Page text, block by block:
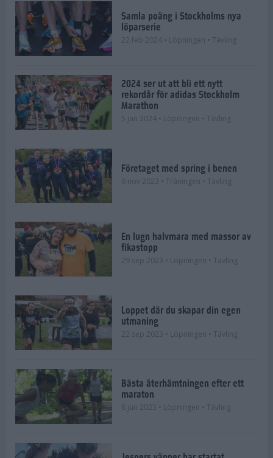
Samla poäng i Stockholms nya
löparserie
22 feb 2024 • Löpningen • Tävling
2024 ser ut att bli ett nytt
rekordår för adidas Stockholm
Marathon
5 jan 2024 • Löpningen • Tävling
Företaget med spring i benen
9 nov 2023 • Träningen • Tävling
En lugn halvmara med massor av
fikastopp
29 sep 2023 • Löpningen • Tävling
Loppet där du skapar din egen
utmaning
22 sep 2023 • Löpningen • Tävling
Bästa återhämtningen efter ett
maraton
8 jun 2023 • Löpningen • Tävling